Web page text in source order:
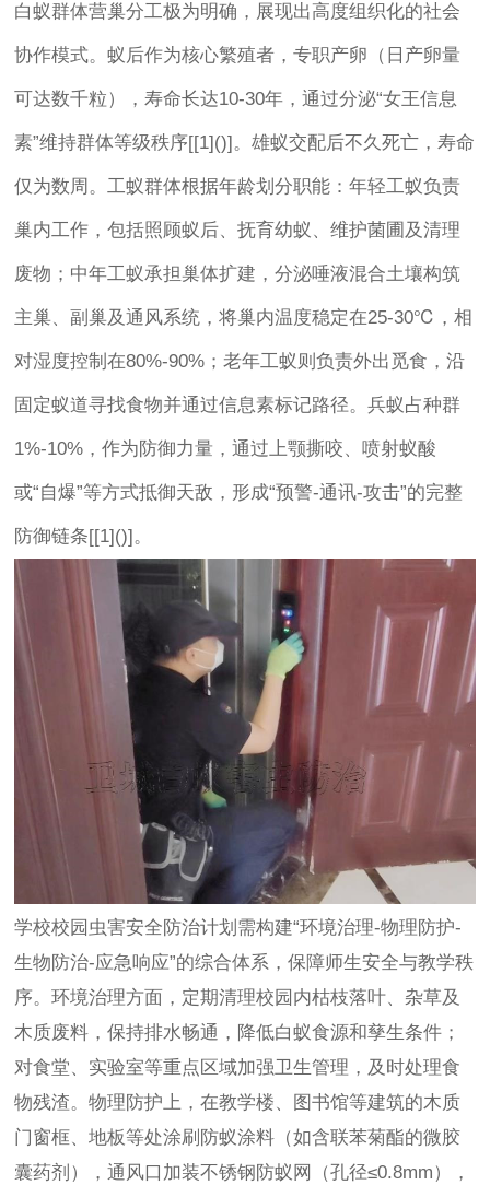
白蚁群体营巢分工极为明确，展现出高度组织化的社会
协作模式。蚁后作为核心繁殖者，专职产卵（日产卵量
可达数千粒），寿命长达10-30年，通过分泌“女王信息
素”维持群体等级秩序[[1]()]。雄蚁交配后不久死亡，寿命
仅为数周。工蚁群体根据年龄划分职能：年轻工蚁负责
巢内工作，包括照顾蚁后、抚育幼蚁、维护菌圃及清理
废物；中年工蚁承担巢体扩建，分泌唾液混合土壤构筑
主巢、副巢及通风系统，将巢内温度稳定在25-30℃，相
对湿度控制在80%-90%；老年工蚁则负责外出觅食，沿
固定蚁道寻找食物并通过信息素标记路径。兵蚁占种群
1%-10%，作为防御力量，通过上颚撕咬、喷射蚁酸
或“自爆”等方式抵御天敌，形成“预警-通讯-攻击”的完整
防御链条[[1]()]。
学校校园虫害安全防治计划需构建“环境治理-物理防护-
生物防治-应急响应”的综合体系，保障师生安全与教学秩
序。环境治理方面，定期清理校园内枯枝落叶、杂草及
木质废料，保持排水畅通，降低白蚁食源和孳生条件；
对食堂、实验室等重点区域加强卫生管理，及时处理食
物残渣。物理防护上，在教学楼、图书馆等建筑的木质
门窗框、地板等处涂刷防蚁涂料（如含联苯菊酯的微胶
囊药剂），通风口加装不锈钢防蚁网（孔径≤0.8mm），